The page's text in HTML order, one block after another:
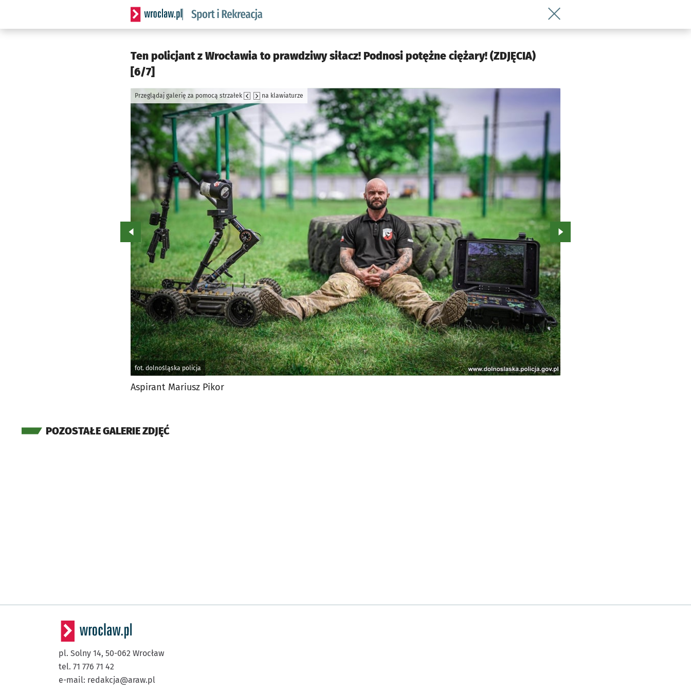
Serwis informacyjny wroclaw.pl podserwis: Sport i rekreacja
Wróć do artykułu Ten policjant z
Ten policjant z Wrocławia to prawdziwy siłacz! Podnosi potężne ciężary! (ZDJĘCIA)
[6/7]
fot. dolnośląska policja
Przeglądaj galerię za pomocą strzałek na klawiaturze
Przejdź do poprzedniego zdjęcia. Przejdź do kolejnego zdjęcia.
Aspirant Mariusz Pikor
POZOSTAŁE GALERIE ZDJĘĆ
pl. Solny 14, 50-062 Wrocław
tel. 71 776 71 42
e-mail: redakcja@araw.pl